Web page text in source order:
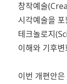
창작예술
시각예술을
테크놀로지
이해와 기후
이번 개편안